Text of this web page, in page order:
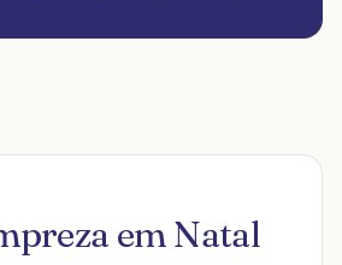
em Natal